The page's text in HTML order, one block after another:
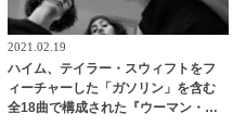
2021.02.19
ハイム、テイラー・スウィフトをフ
ィーチャーした「ガソリン」を含む
全18曲で構成された『ウーマン・イ